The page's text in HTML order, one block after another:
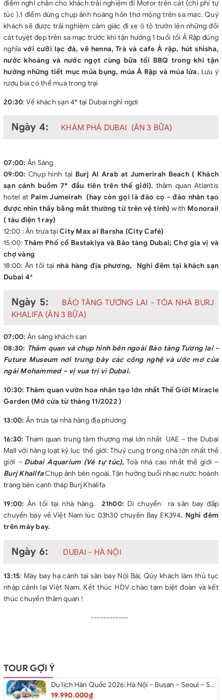
điểm nghỉ chân cho khách trải nghiệm đi Motor trên cát (chi phí tự
túc ),1 điểm dừng chụp ảnh hoàng hôn thơ mộng trên sa mạc. Quý
khách sẽ được trải nghiệm cảm giác đi xe ô tô trườn lên những đồi
cát tuyệt đẹp trên sa mạc trước khi tận hưởng 1 buổi tối Ả Rập đúng
nghĩavới cưỡi lạc đà, vẽ henna, Trà và cafe Ả rập, hút shisha,
nước khoáng và nước ngọt cùng bữa tối BBQ trong khi tận
hưởng những tiết mục múa bụng, múa Ả Rập và múa lửa. Lưu ý
rượu bia có thể mua trong trại
20:30: Về khách sạn 4* tại Dubai nghỉ ngơi
Ngày 4: KHÁM PHÁ DUBAI (ĂN 3 BỮA)
07:00: Ăn Sáng
09:00: Chụp hình tại Burj Al Arab at Jumerirah Beach ( Khách
sạn cánh buồm 7* đầu tiên trên thế giới), thăm quan Atlantis
hotel at Palm Jumeirah (hay còn gọi là đảo cọ - đảo nhân tạo
được nhìn thấy bằng mắt thường từ trên vệ tinh) with Monorail
( tàu điện 1 ray)
12:00 : Ăn trưa tạiCity Max al Barsha (City Café)
15:00:Thăm Phố cổ Bastakiya và Bảo tàng Dubai; Chợ gia vị và
chợ vàng
18:00: Ăn tối tại nhà hàng địa phương, Nghỉ đêm tại khách sạn
Dubai 4*
Ngày 5:
BẢO TÀNG TƯƠNG LAI - TÒA NHÀ BURJ
KHALIFA (ĂN 3 BỮA)
07:00: Ăn sáng khách sạn
08:30: Thăm quan và chụp hình bên ngoài Bảo tàng Tương lai -
Future Museum nơi trưng bày các công nghệ và ước mơ của
ngài Mohammed – vị vua trị vì Dubai.
10:30: Thăm quan vườn hoa nhân tạo lớn nhất Thế Giới Miracle
Garden (Mở cửa từ tháng 11/2022 )
13:00: Ăn trưa tại nhà hàng địa phương
16:30: Tham quan trung tâm thương mại lớn nhất UAE – the Dubai
Mall với hàng loạt kỷ lục thế giới: Thuỷ cung trong nhà lớn nhất thế
giới – Dubai Aquarium (Vé tự túc), Toà nhà cao nhất thế giới –
Burj KhalifaChụp ảnh bên ngoài. Tận hưởng buổi nhạc nước hoành
tráng bên cạnh tháp Burj Khalifa
19:00: Ăn tối tại nhà hàng. 21h00: Di chuyển ra sân bay đấp
chuyến bay về Việt Nam lúc 03h30 chuyến Bay EK394. Nghỉ đêm
trên máy bay.
Ngày 6: DUBAI - HÀ NỘI
13:15: Máy bay hạ cánh tại sân bay Nội Bài, Qúy khách làm thủ tục
nhập cảnh lại Việt Nam, Kết thúc HDV chào tạm biệt đoàn và kết
thúc chuyến thăm quan !
------------
TOUR GỢI Ý
Du lịch Hàn Quốc 2026: Hà Nội – Busan – Seoul – Starfiled – Lotte Worf
19.990.000₫